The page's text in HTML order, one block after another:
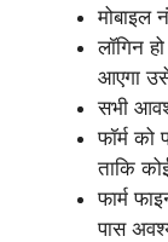
मोबाइल
लॉगिन
आएगा
सभी
फॉर्म
ताकि
फार्म
पास